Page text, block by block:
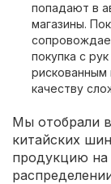
попадают в
магазины.
покупка с
рискованным
качеству
Мы отобрали
китайских
продукцию на